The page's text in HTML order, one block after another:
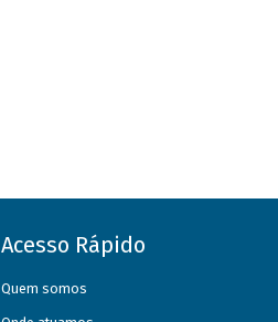
Acesso Rápido
Quem somos